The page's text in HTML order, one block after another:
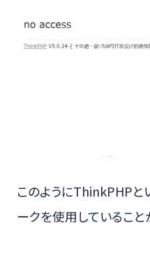
このようにThinkPHPと
ークを使用していること